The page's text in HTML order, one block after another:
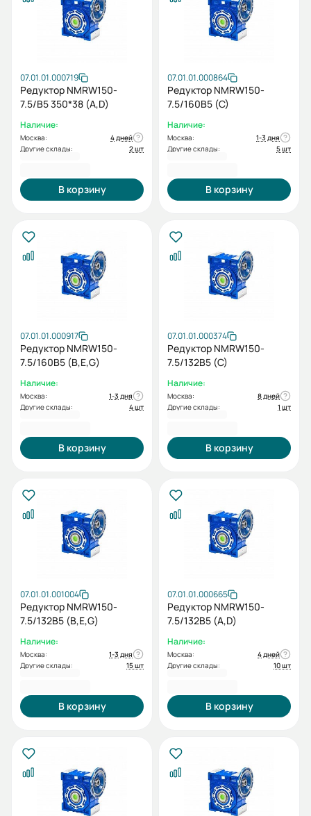
07.01.01.000719
Редуктор NMRW150-
7.5/B5 350*38 (A,D)
Наличие:
Москва:
4 дней
Другие склады:
2 шт
В корзину
07.01.01.000864
Редуктор NMRW150-
7.5/160B5 (C)
Наличие:
Москва:
1-3 дня
Другие склады:
5 шт
В корзину
07.01.01.000917
Редуктор NMRW150-
7.5/160B5 (B,E,G)
Наличие:
Москва:
1-3 дня
Другие склады:
4 шт
В корзину
07.01.01.000374
Редуктор NMRW150-
7.5/132B5 (C)
Наличие:
Москва:
8 дней
Другие склады:
1 шт
В корзину
07.01.01.001004
Редуктор NMRW150-
7.5/132B5 (B,E,G)
Наличие:
Москва:
1-3 дня
Другие склады:
15 шт
В корзину
07.01.01.000665
Редуктор NMRW150-
7.5/132B5 (A,D)
Наличие:
Москва:
4 дней
Другие склады:
10 шт
В корзину